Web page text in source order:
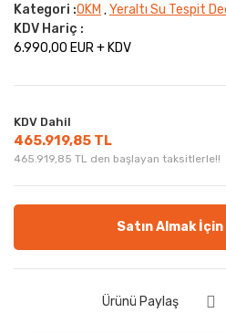
Kategori :OKM , Yeraltı Su Tespit
KDV Hariç :
6.990,00 EUR + KDV
KDV Dahil
465.919,85 TL
465.919,85 TL den başlayan taksitlerle!!
Satın Almak İçin
Ürünü Paylaş